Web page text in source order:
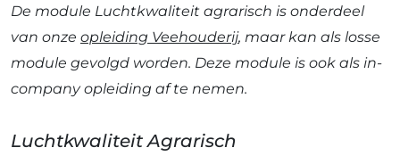
De module Luchtkwaliteit agrarisch is onderdeel
van onze opleiding Veehouderij, maar kan als losse
module gevolgd worden. Deze module is ook als in-
company opleiding af te nemen.
Luchtkwaliteit Agrarisch